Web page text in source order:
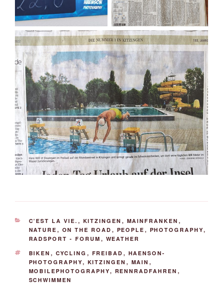
KATEGORIEN
C’EST LA VIE. , KITZINGEN , MAINFRANKEN ,
NATURE , ON THE ROAD , PEOPLE , PHOTOGRAPHY,
RADSPORT - FORUM , WEATHER
SCHLAGWÖRTER
BIKEN , CYCLING , FREIBAD , HAENSON-
PHOTOGRAPHY, KITZINGEN , MAIN ,
MOBILEPHOTOGRAPHY, RENNRADFAHREN ,
SCHWIMMEN